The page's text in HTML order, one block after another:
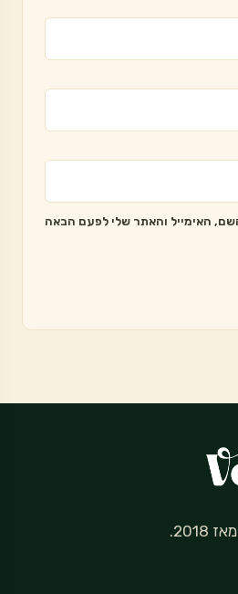
האימייל והאתר שלי לפעם הבאה